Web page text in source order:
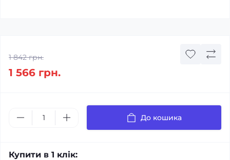
1 842 грн.
1 566 грн.
До кошика
Купити в 1 клік: